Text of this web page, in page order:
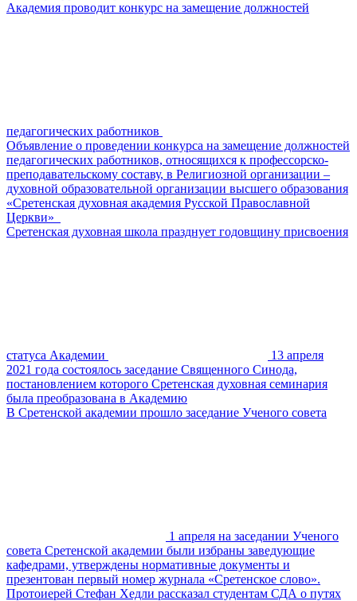
Академия проводит конкурс на замещение должностей
педагогических работников
Объявление о проведении конкурса на замещение должностей
педагогических работников, относящихся к профессорско-
преподавательскому составу, в Религиозной организации –
духовной образовательной организации высшего образования
«Сретенская духовная академия Русской Православной
Церкви»
Сретенская духовная школа празднует годовщину присвоения
статуса Академии
13 апреля
2021 года состоялось заседание Священного Синода,
постановлением которого Сретенская духовная семинария
была преобразована в Академию
В Сретенской академии прошло заседание Ученого совета
1 апреля на заседании Ученого
совета Сретенской академии были избраны заведующие
кафедрами, утверждены нормативные документы и
презентован первый номер журнала «Сретенское слово».
Протоиерей Стефан Хедли рассказал студентам СДА о путях